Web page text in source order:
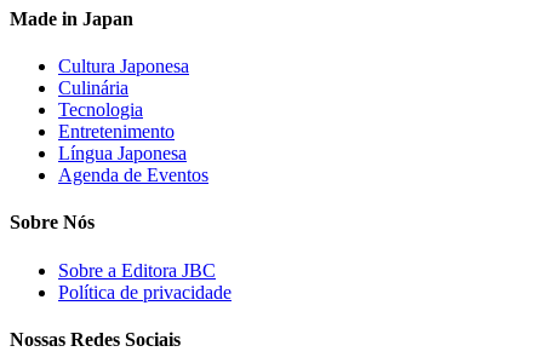
Made in Japan
Cultura Japonesa
Culinária
Tecnologia
Entretenimento
Língua Japonesa
Agenda de Eventos
Sobre Nós
Sobre a Editora JBC
Política de privacidade
Nossas Redes Sociais